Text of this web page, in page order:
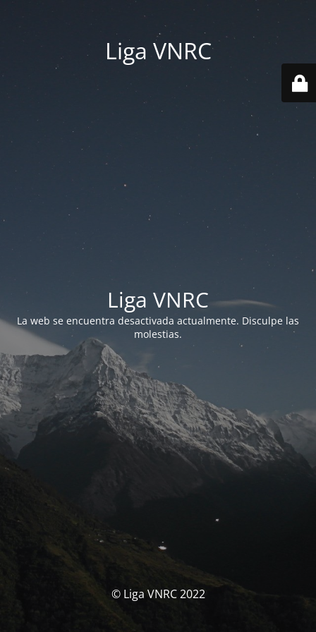
Liga VNRC
Liga VNRC
La web se encuentra desactivada actualmente. Disculpe las
molestias.
© Liga VNRC 2022